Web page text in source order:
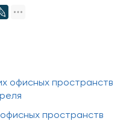
пространств